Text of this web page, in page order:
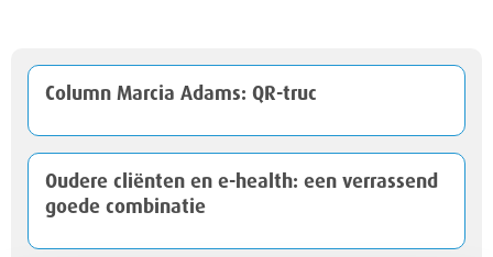
Column Marcia Adams: QR-truc
Oudere cliënten en e-health: een verrassend
goede combinatie